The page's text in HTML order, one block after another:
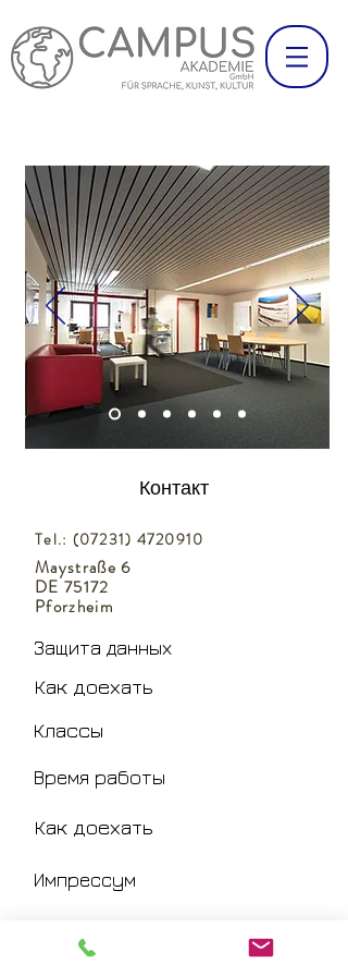
Контакт
Tel.: (07231) 4720910
Maystraße 6
DE 75172
Pforzheim
Защита данных
Как доехать
Классы
Время работы
Импрессум
Как доехать